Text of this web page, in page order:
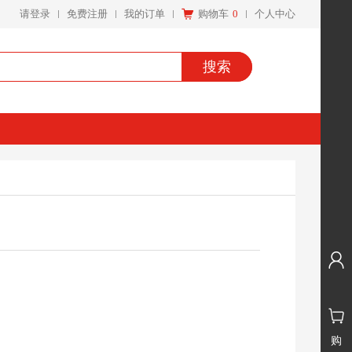
请登录 免费注册 我的订单 购物车 0 个人中心
搜索
购